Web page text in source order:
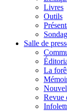
Livres
Outils
Salle de
La
Revue